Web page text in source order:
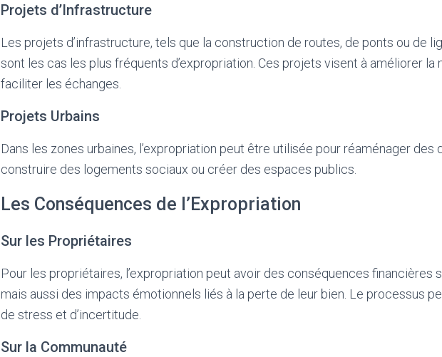
Projets d’Infrastructure
Les projets d’infrastructure, tels que la construction de routes, de ponts ou de
sont les cas les plus fréquents d’expropriation. Ces projets visent à améliorer la
faciliter les échanges.
Projets Urbains
Dans les zones urbaines, l’expropriation peut être utilisée pour réaménager des
construire des logements sociaux ou créer des espaces publics.
Les Conséquences de l’Expropriation
Sur les Propriétaires
Pour les propriétaires, l’expropriation peut avoir des conséquences financières
mais aussi des impacts émotionnels liés à la perte de leur bien. Le processus
de stress et d’incertitude.
Sur la Communauté